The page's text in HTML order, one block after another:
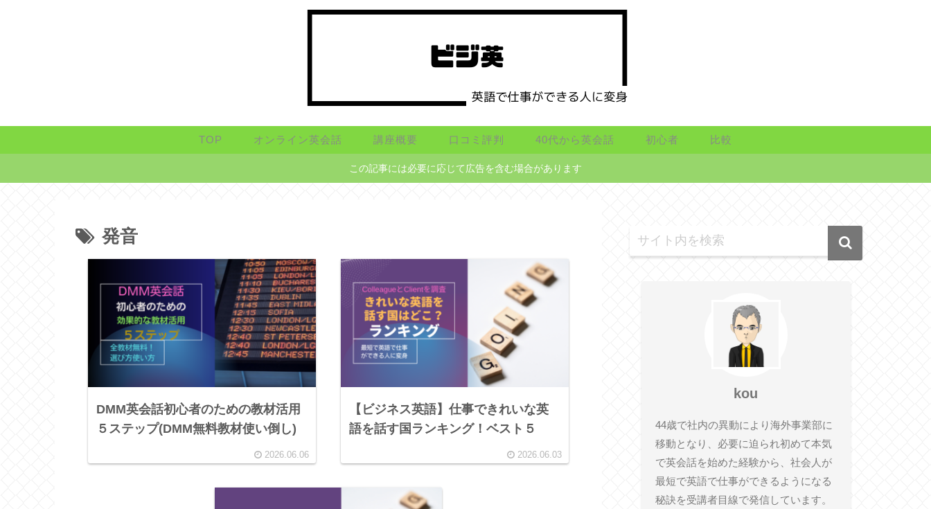
TOP オンライン英会話 講座概要 口コミ評判 40代から英会話 初心者 比較
この記事には必要に応じて広告を含む場合があります
発音
DMM英会話初心者のための教材活用
５ステップ(DMM無料教材使い倒し)
2026.06.06
【ビジネス英語】仕事できれいな英
語を話す国ランキング！ベスト５
2026.06.03
kou
44歳で社内の異動により海外事業部に
移動となり、必要に迫られ初めて本気
で英会話を始めた経験から、社会人が
最短で英語で仕事ができるようになる
秘訣を受講者目線で発信しています。